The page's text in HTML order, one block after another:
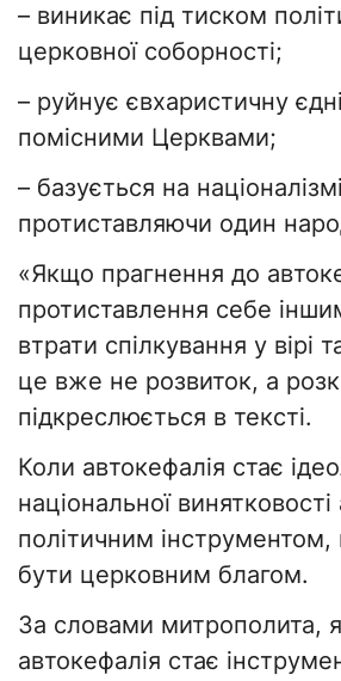
– виникає під тиском
церковної соборності;
– руйнує євхаристичну
помісними Церквами;
– базується на
протиставляючи один
«Якщо прагнення до
протиставлення себе
втрати спілкування у вірі
це вже не розвиток, а
підкреслюється в тексті.
Коли автокефалія стає
національної винятковості
політичним інструментом,
бути церковним благом.
За словами митрополита,
автокефалія стає